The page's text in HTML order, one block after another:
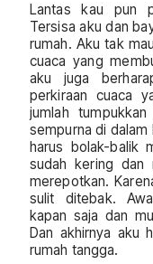
Lantas kau pun
Tersisa aku dan
rumah. Aku tak
cuaca yang
aku juga
perkiraan cuaca
jumlah
sempurna di
harus bolak-balik
sudah kering dan
merepotkan.
sulit ditebak.
kapan saja dan
Dan akhirnya aku
rumah tangga.